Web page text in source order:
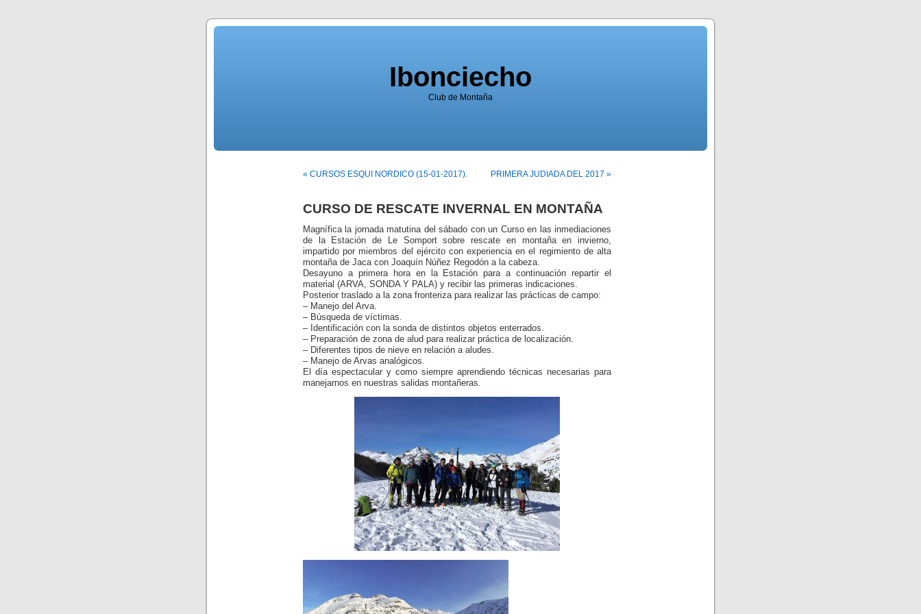
Ibonciecho
Club de Montaña
« CURSOS ESQUI NORDICO (15-01-2017). PRIMERA JUDIADA DEL 2017 »
CURSO DE RESCATE INVERNAL EN MONTAÑA
Magnífica la jornada matutina del sábado con un Curso en las inmediaciones
de la Estación de Le Somport sobre rescate en montaña en invierno,
impartido por miembros del ejército con experiencia en el regimiento de alta
montaña de Jaca con Joaquín Núñez Regodón a la cabeza.
Desayuno a primera hora en la Estación para a continuación repartir el
material (ARVA, SONDA Y PALA) y recibir las primeras indicaciones.
Posterior traslado a la zona fronteriza para realizar las prácticas de campo:
– Manejo del Arva.
– Búsqueda de víctimas.
– Identificación con la sonda de distintos objetos enterrados.
– Preparación de zona de alud para realizar práctica de localización.
– Diferentes tipos de nieve en relación a aludes.
– Manejo de Arvas analógicos.
El día espectacular y como siempre aprendiendo técnicas necesarias para
manejarnos en nuestras salidas montañeras.